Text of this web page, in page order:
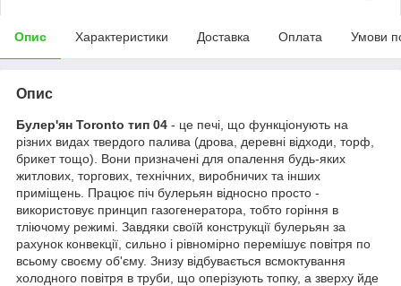
Опис Характеристики Доставка Оплата Умови
Опис
Булер'ян Toronto тип 04 - це печі, що функціонують на
різних видах твердого палива (дрова, деревні відходи, торф,
брикет тощо). Вони призначені для опалення будь-яких
житлових, торгових, технічних, виробничих та інших
приміщень. Працює піч булерьян відносно просто -
використовує принцип газогенератора, тобто горіння в
тліючому режимі. Завдяки своїй конструкції булерьян за
рахунок конвекції, сильно і рівномірно перемішує повітря по
всьому своєму об'єму. Знизу відбувається всмоктування
холодного повітря в труби, що оперізують топку, а зверху йде